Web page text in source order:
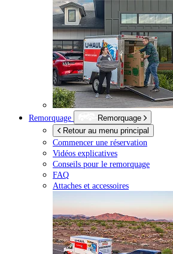
Remorquage
Remorquage
Retour au menu principal
Commencer une réservation
Vidéos explicatives
Conseils pour le remorquage
FAQ
Attaches et accessoires